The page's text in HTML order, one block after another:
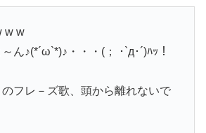
w w
ん♪(*´ω`*)♪・・・(； ･`д･´)ﾊｯ！
のフレ－ズ歌、頭から離れないで